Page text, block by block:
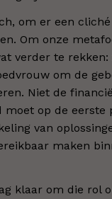
om er een
Om onze
verder te rekken:
om de
Niet de
moet op de eerste
van
maken
klaar om die rol